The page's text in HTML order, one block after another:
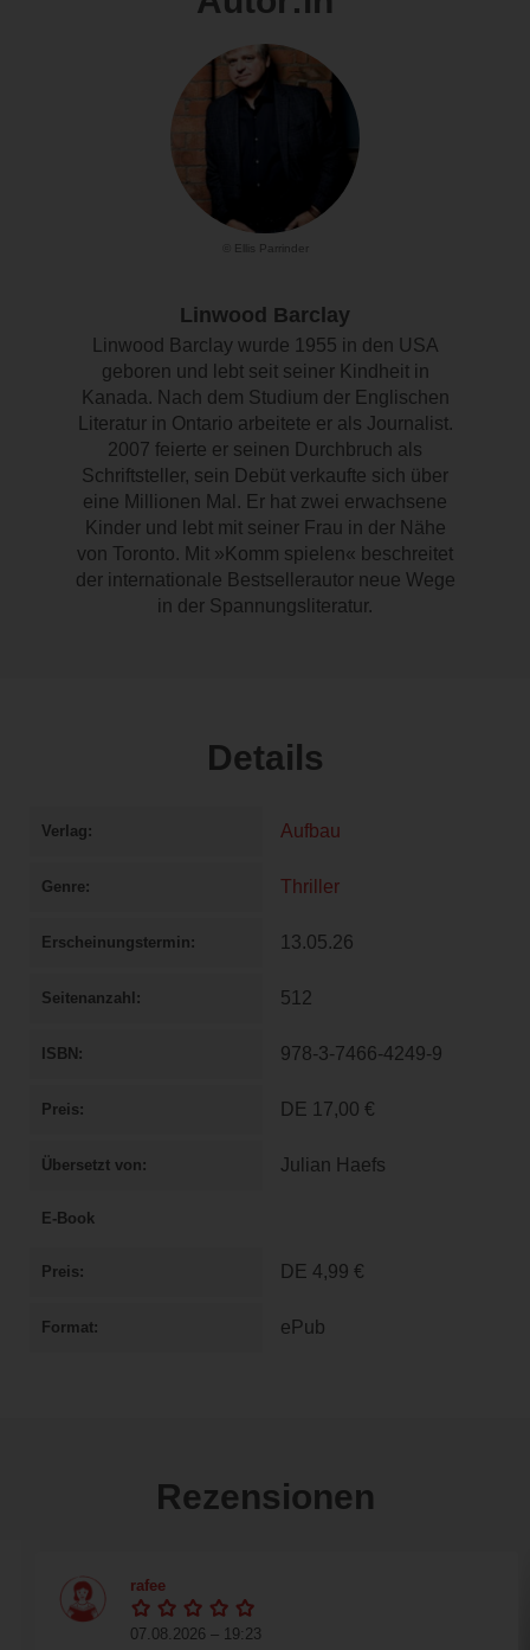
© Ellis Parrinder
Linwood Barclay
Linwood Barclay wurde 1955 in den USA
geboren und lebt seit seiner Kindheit in
Kanada. Nach dem Studium der Englischen
Literatur in Ontario arbeitete er als Journalist.
2007 feierte er seinen Durchbruch als
Schriftsteller, sein Debüt verkaufte sich über
eine Millionen Mal. Er hat zwei erwachsene
Kinder und lebt mit seiner Frau in der Nähe
von Toronto. Mit »Komm spielen« beschreitet
der internationale Bestsellerautor neue Wege
in der Spannungsliteratur.
Details
Verlag Aufbau
Genre Thriller
Erscheinungstermin 13.05.26
Seitenanzahl 512
ISBN 978-3-7466-4249-9
Preis DE 17,00 €
Übersetzt von Julian Haefs
E-Book
Preis DE 4,99 €
Format ePub
Rezensionen
rafee
07.08.2026 – 19:23